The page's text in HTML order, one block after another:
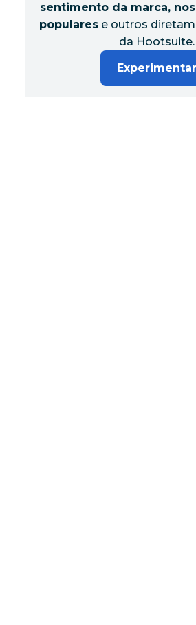
sentimento da marca,
populares e outros
da Hootsuite.
Experimentar